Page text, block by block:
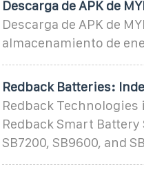
Descarga de APK de
Descarga de APK de
almacenamiento de
Redback Batteries:
Redback
Redback Smart
SB7200, SB9600, and